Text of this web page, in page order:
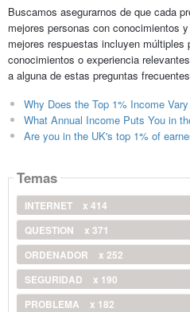
Buscamos asegurarnos de que cada
mejores personas con conocimientos
mejores respuestas incluyen múltiples
conocimientos o experiencia
a alguna de estas preguntas
Why Does the Top 1% Income
What Annual Income Puts You in
Are you in the UK's top 1% of
Temas
INTERNET
x 414
QUESTION
x 371
ORDENADOR
x 252
SEGURIDAD
x 190
PROBLEMA
x 182